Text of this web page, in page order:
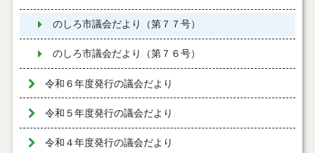
のしろ市議会だより（第７７号）
のしろ市議会だより（第７６号）
令和６年度発行の議会だより
令和５年度発行の議会だより
令和４年度発行の議会だより